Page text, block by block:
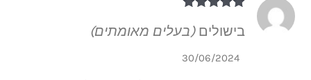
בישולים(בעלים מאומתים)
30/06/2024